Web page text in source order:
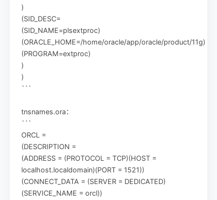
)
(SID_DESC=
(SID_NAME=plsextproc)
(ORACLE_HOME=/home/oracle/app/oracle/product/11g)
(PROGRAM=extproc)
)
)
```
tnsnames.ora：
```
ORCL =
(DESCRIPTION =
(ADDRESS = (PROTOCOL = TCP)(HOST =
localhost.localdomain)(PORT = 1521))
(CONNECT_DATA = (SERVER = DEDICATED)
(SERVICE_NAME = orcl))